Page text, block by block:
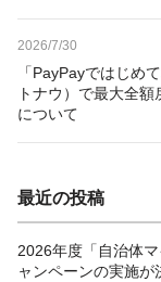
2026/7/30
「PayPayではじめ
トナウ）で最大全
について
最近の投稿
2026年度「自治体
ャンペーンの実施が